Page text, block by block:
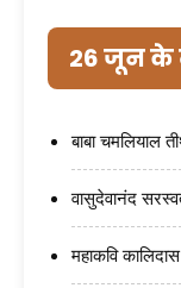
26 जून के
बाबा चमलियाल
वासुदेवानंद
महाकवि